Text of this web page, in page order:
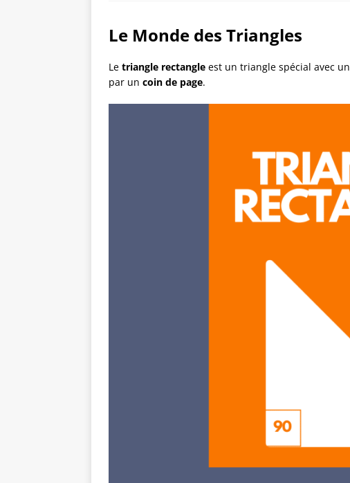
Le Monde des Triangles
Le triangle rectangle est un triangle spécial avec un
par un coin de page.